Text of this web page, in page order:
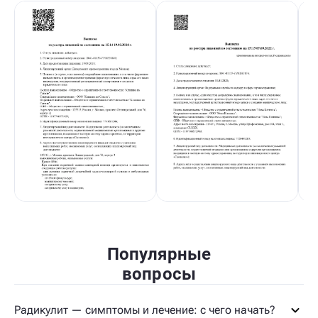
Популярные
вопросы
Радикулит — симптомы и лечение: с чего начать?